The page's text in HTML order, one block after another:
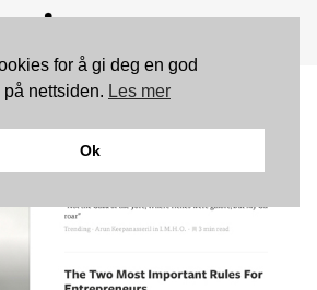
for å gi deg en god
nettsiden. Les mer
Ok